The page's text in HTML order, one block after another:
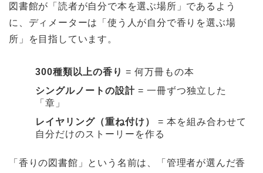
図書館が「読者が自分で本を選ぶ場所」であるよう
に、ディメーターは「使う人が自分で香りを選ぶ場
所」を目指しています。
300種類以上の香り = 何万冊もの本
シングルノートの設計 = 一冊ずつ独立した
「章」
レイヤリング（重ね付け）
= 本を組み合わせて
自分だけのストーリーを作る
「香りの図書館」という名前は、「管理者が選んだ香